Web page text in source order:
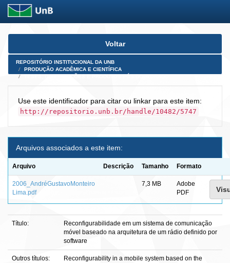
Skip
Voltar
REPOSITÓRIO INSTITUCIONAL DA UNB
PRODUÇÃO ACADÊMICA E CIENTÍFICA
Use este identificador para citar ou linkar para este item:
http://repositorio.unb.br/handle/10482/5747
Arquivos associados a este item:
Arquivo Descrição Tamanho Formato
2006_AndréGustavoMonteiro
Lima.pdf
7,3 MB
Adobe
PDF
Título:
Reconfigurabilidade em um sistema de comunicação
móvel baseado na arquitetura de um rádio definido por
software
Outros títulos:
Reconfigurability in a mobile system based on the